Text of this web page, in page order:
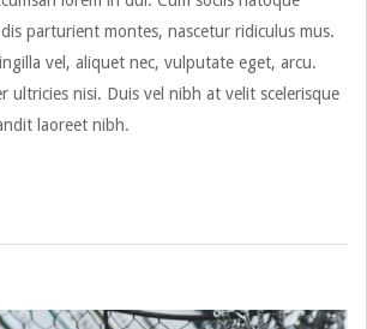
parturient montes, nascetur ridiculus mus.
vel, aliquet nec, vulputate eget, arcu.
ultricies nisi. Duis vel nibh at velit scelerisque
laoreet nibh.